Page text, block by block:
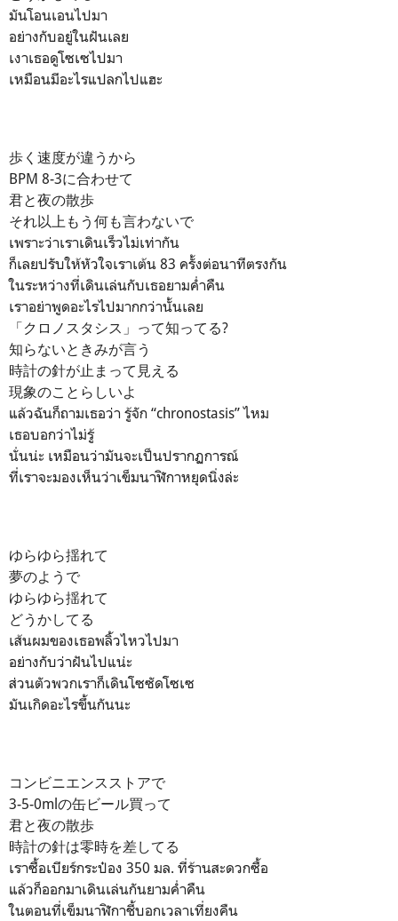
มันโอนเอนไปมา
อย่างกับอยู่ในฝันเลย
เงาเธอดูโซเซไปมา
เหมือนมีอะไรแปลกไปแฮะ
歩く速度が違うから
BPM 8-3に合わせて
君と夜の散歩
それ以上もう何も言わないで
เพราะว่าเราเดินเร็วไม่เท่ากัน
ก็เลยปรับให้หัวใจเราเต้น 83 ครั้งต่อนาทีตรงกัน
ในระหว่างที่เดินเล่นกับเธอยามค่ำคืน
เราอย่าพูดอะไรไปมากกว่านั้นเลย
「クロノスタシス」って知ってる?
知らないときみが言う
時計の針が止まって見える
現象のことらしいよ
แล้วฉันก็ถามเธอว่า รู้จัก “chronostasis” ไหม
เธอบอกว่าไม่รู้
นั่นน่ะ เหมือนว่ามันจะเป็นปรากฏการณ์
ที่เราจะมองเห็นว่าเข็มนาฬิกาหยุดนิ่งล่ะ
ゆらゆら揺れて
夢のようで
ゆらゆら揺れて
どうかしてる
เส้นผมของเธอพลิ้วไหวไปมา
อย่างกับว่าฝันไปแน่ะ
ส่วนตัวพวกเราก็เดินโซซัดโซเซ
มันเกิดอะไรขึ้นกันนะ
コンビニエンスストアで
3-5-0mlの缶ビール買って
君と夜の散歩
時計の針は零時を差してる
เราซื้อเบียร์กระป๋อง 350 มล. ที่ร้านสะดวกซื้อ
แล้วก็ออกมาเดินเล่นกันยามค่ำคืน
ในตอนที่เข็มนาฬิกาชี้บอกเวลาเที่ยงคืน